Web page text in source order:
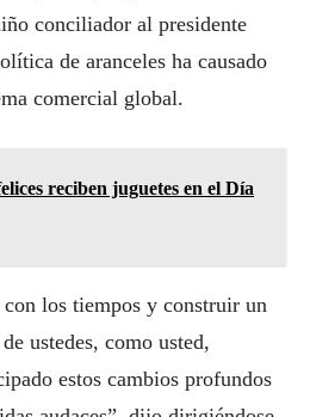
conciliador al presidente
de aranceles ha causado
comercial global.
reciben juguetes en el Día
con los tiempos y construir un
ustedes, como usted,
estos cambios profundos